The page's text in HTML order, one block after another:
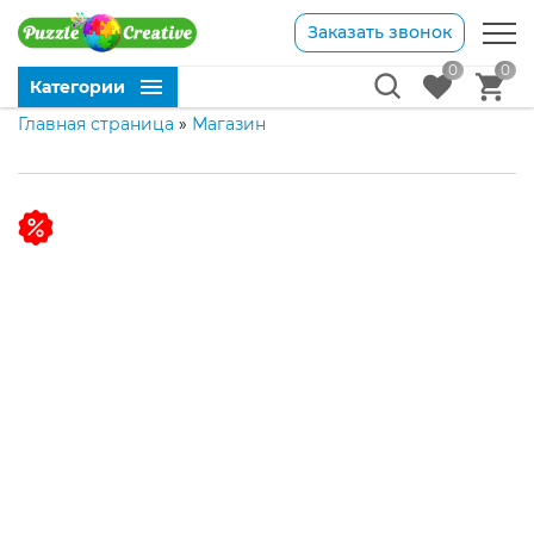
Заказать звонок
Категории
0 0
Главная страница » Магазин